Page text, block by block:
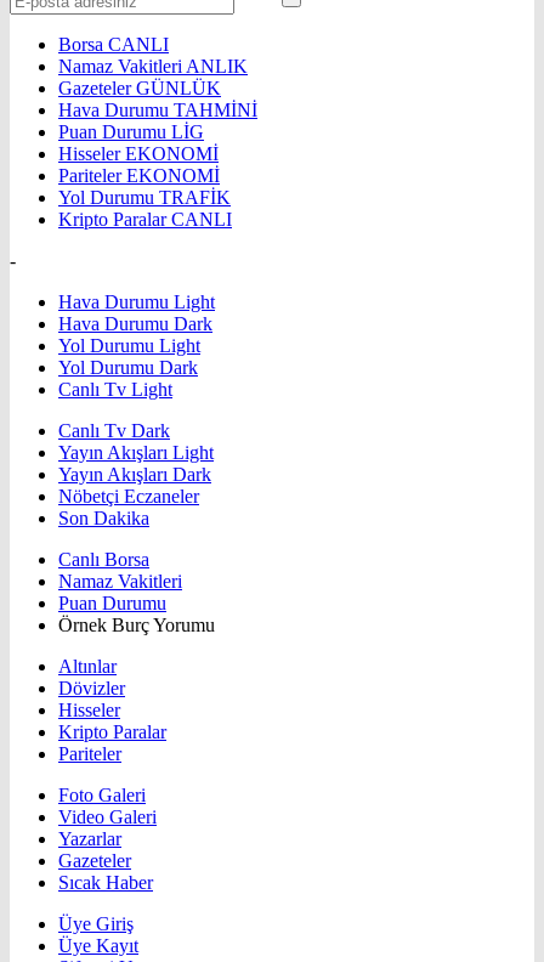
Borsa CANLI
Namaz Vakitleri ANLIK
GazetelerGÜNLÜK
Hava Durumu TAHMİNİ
Puan Durumu LİG
HisselerEKONOMİ
ParitelerEKONOMİ
Yol Durumu TRAFİK
Kripto ParalarCANLI
-
Hava Durumu Light
Hava Durumu Dark
Yol Durumu Light
Yol Durumu Dark
Canlı Tv Light
Canlı Tv Dark
Yayın Akışları Light
Yayın Akışları Dark
Nöbetçi Eczaneler
Son Dakika
Canlı Borsa
Namaz Vakitleri
Puan Durumu
Örnek Burç Yorumu
Altınlar
Dövizler
Hisseler
Kripto Paralar
Pariteler
Foto Galeri
Video Galeri
Yazarlar
Gazeteler
Sıcak Haber
Üye Giriş
Üye Kayıt